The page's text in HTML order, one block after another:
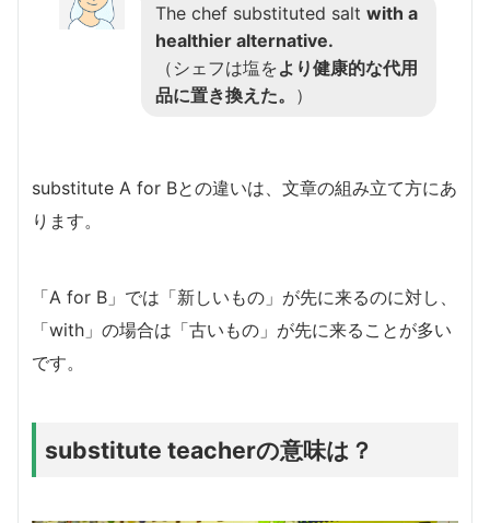
The chef substituted salt with a
healthier alternative.
（シェフは塩をより健康的な代用
品に置き換えた。 ）
substitute A for Bとの違いは、文章の組み立て方にあ
ります。
「A for B」では「新しいもの」が先に来るのに対し、
「with」の場合は「古いもの」が先に来ることが多い
です。
substitute teacherの意味は？